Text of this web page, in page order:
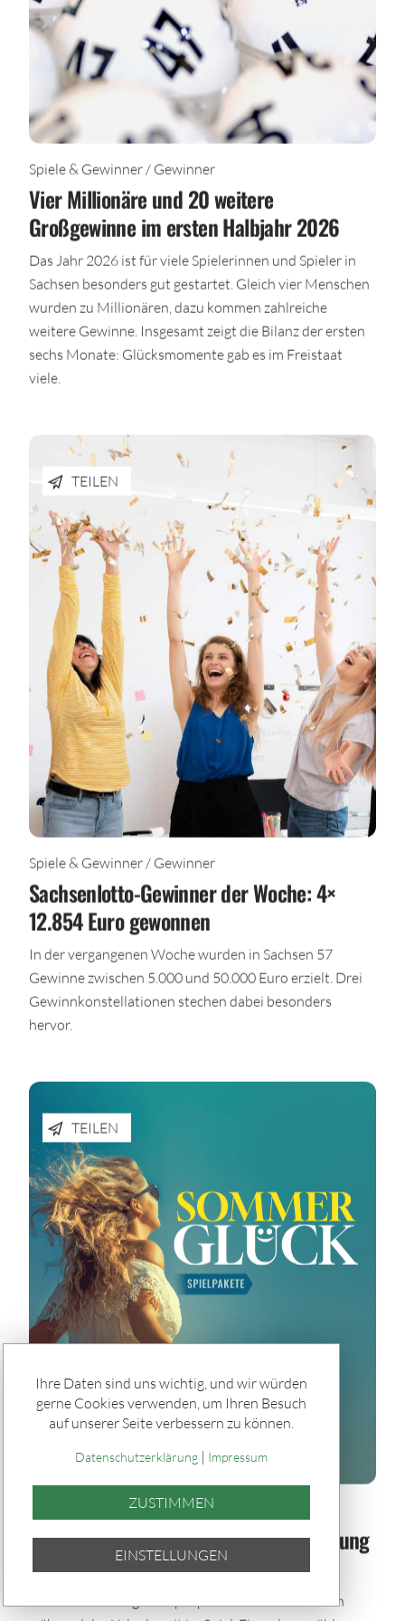
Spiele & Gewinner / Gewinner
Vier Millionäre und 20 weitere
Großgewinne im ersten Halbjahr 2026
Das Jahr 2026 ist für viele Spielerinnen und Spieler in
Sachsen besonders gut gestartet. Gleich vier Menschen
wurden zu Millionären, dazu kommen zahlreiche
weitere Gewinne. Insgesamt zeigt die Bilanz der ersten
sechs Monate: Glücksmomente gab es im Freistaat
viele.
TEILEN
Spiele & Gewinner / Gewinner
Sachsenlotto-Gewinner der Woche: 4×
12.854 Euro gewonnen
In der vergangenen Woche wurden in Sachsen 57
Gewinne zwischen 5.000 und 50.000 Euro erzielt. Drei
Gewinnkonstellationen stechen dabei besonders
hervor.
TEILEN
Spiele & Gewinner / Spiele
Sommerglück im Paket: Bei jeder Ziehung
dabei – auch im Urlaub
Mit den Sommerglück Spielpaketen bleibst du auch
Ihre Daten sind uns wichtig, und wir würden
gerne Cookies verwenden, um Ihren Besuch
auf unserer Seite verbessern zu können.
Datenschutzerklärung| Impressum
ZUSTIMMEN
EINSTELLUNGEN